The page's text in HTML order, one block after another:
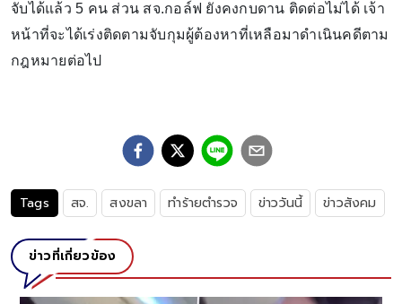
จับได้แล้ว 5 คน ส่วน สจ.กอล์ฟ ยังคงกบดาน ติดต่อไม่ได้ เจ้า
หน้าที่จะได้เร่งติดตามจับกุมผู้ต้องหาที่เหลือมาดำเนินคดีตาม
กฎหมายต่อไป
Tags สจ. สงขลา ทำร้ายตำรวจ ข่าววันนี้ ข่าวสังคม
ข่าวที่เกี่ยวข้อง